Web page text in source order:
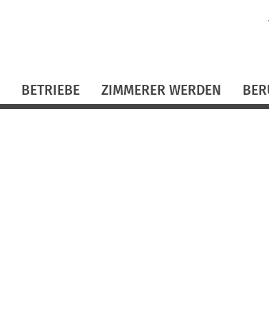
BETRIEBE ZIMMERER WERDEN